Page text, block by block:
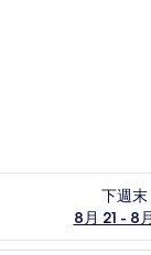
下週末
8月 21 - 8
下週末 (8月 21 - 8